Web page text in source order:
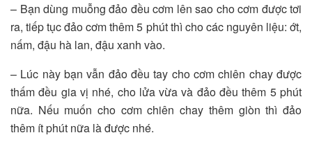
– Bạn dùng muỗng đảo đều cơm lên sao cho cơm được tơi
ra, tiếp tục đảo cơm thêm 5 phút thì cho các nguyên liệu: ớt,
nấm, đậu hà lan, đậu xanh vào.
– Lúc này bạn vẫn đảo đều tay cho cơm chiên chay được
thấm đều gia vị nhé, cho lửa vừa và đảo đều thêm 5 phút
nữa. Nếu muốn cho cơm chiên chay thêm giòn thì đảo
thêm ít phút nữa là được nhé.